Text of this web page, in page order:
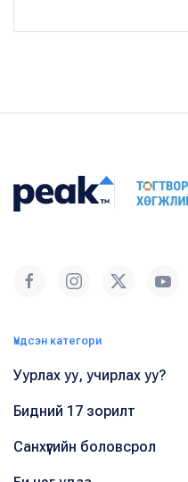
Үндсэн категори
Уурлах уу, учирлах уу?
Бидний 17 зорилт
Санхүүгийн боловсрол